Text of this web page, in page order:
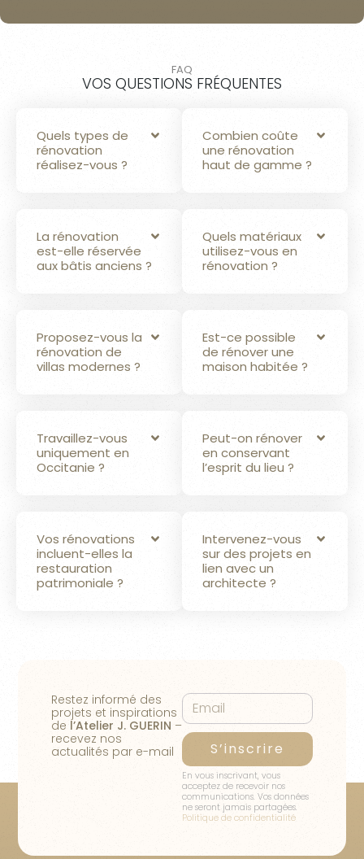
FAQ
VOS QUESTIONS FRÉQUENTES
Quels types de
rénovation
réalisez-vous ?
La rénovation
est-elle réservée
aux bâtis anciens ?
Proposez-vous la
rénovation de
villas modernes ?
Travaillez-vous
uniquement en
Occitanie ?
Vos rénovations
incluent-elles la
restauration
patrimoniale ?
Combien coûte
une rénovation
haut de gamme ?
Quels matériaux
utilisez-vous en
rénovation ?
Est-ce possible
de rénover une
maison habitée ?
Peut-on rénover
en conservant
l’esprit du lieu ?
Intervenez-vous
sur des projets en
lien avec un
architecte ?
Restez informé des
projets et inspirations
de l’Atelier J. GUERIN –
recevez nos
actualités par e-mail
S’inscrire
En vous inscrivant, vous
acceptez de recevoir nos
communications. Vos données
ne seront jamais partagées.
Politique de confidentialité